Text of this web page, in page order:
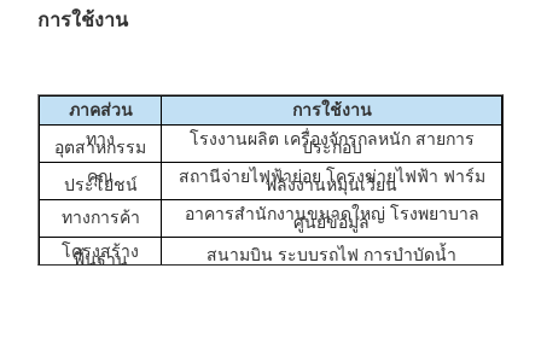
การใช้งาน
ภาคส่วน
การใช้งาน
ทาง
อุตสาหกรรม โรงงานผลิต เครื่องจักรกลหนัก สายการ
ประกอบ
คุณ
ประโยชน์ สถานีจ่ายไฟฟ้าย่อย โครงข่ายไฟฟ้า ฟาร์ม
พลังงานหมุนเวียน
ทางการค้า
อาคารสำนักงานขนาดใหญ่ โรงพยาบาล
ศูนย์ข้อมูล
โครงสร้าง
พื้นฐาน สนามบิน ระบบรถไฟ การบำบัดน้ำ